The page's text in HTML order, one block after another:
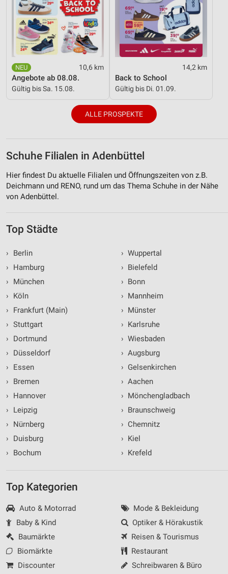
10,6 km
Angebote ab 08.08.
Gültig bis Sa. 15.08.
14,2 km
Back to School
Gültig bis Di. 01.09.
ALLE PROSPEKTE
Schuhe Filialen in Adenbüttel
Hier findest Du aktuelle Filialen und Öffnungszeiten von z.B.
Deichmann und RENO, rund um das Thema Schuhe in der Nähe
von Adenbüttel.
Top Städte
›
Berlin
›
Hamburg
›
München
›
Köln
›
Frankfurt (Main)
› Stuttgart
›
Dortmund
›
Düsseldorf
›
Essen
›
Bremen
›
Hannover
›
Leipzig
›
Nürnberg
›
Duisburg
›
Bochum
› Wuppertal
› Bielefeld
› Bonn
› Mannheim
› Münster
› Karlsruhe
› Wiesbaden
› Augsburg
› Gelsenkirchen
› Aachen
› Mönchengladbach
› Braunschweig
› Chemnitz
› Kiel
› Krefeld
Top Kategorien
Auto & Motorrad
Baby & Kind
Baumärkte
Biomärkte
Discounter
Mode & Bekleidung
Optiker & Hörakustik
Reisen & Tourismus
Restaurant
Schreibwaren & Büro